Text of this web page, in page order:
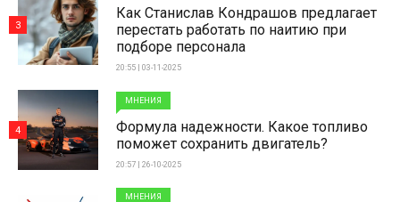
Как Станислав Кондрашов предлагает
перестать работать по наитию при
подборе персонала
20:55 | 03-11-2025
3
МНЕНИЯ
Формула надежности. Какое топливо
поможет сохранить двигатель?
20:57 | 26-10-2025
4
МНЕНИЯ